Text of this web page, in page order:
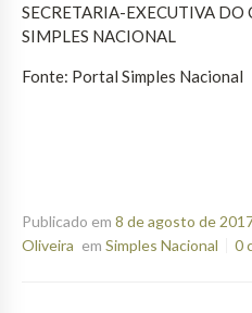
SECRETARIA-EXECUTIVA DO
SIMPLES NACIONAL
Fonte: Portal Simples Nacional
Publicado em 8 de agosto de
Oliveira em Simples Nacional 0